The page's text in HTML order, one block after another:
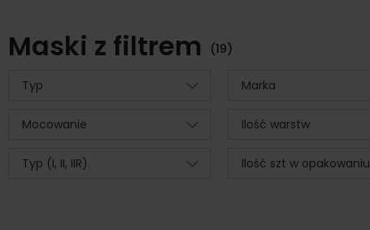
Maski z filtrem (19)
Typ Marka
Mocowanie Ilość warstw
Typ (I, II, IIR) Ilość szt w opakowaniu